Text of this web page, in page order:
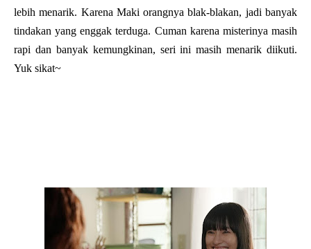
lebih menarik. Karena Maki orangnya blak-blakan, jadi banyak
tindakan yang enggak terduga. Cuman karena misterinya masih
rapi dan banyak kemungkinan, seri ini masih menarik diikuti.
Yuk sikat~